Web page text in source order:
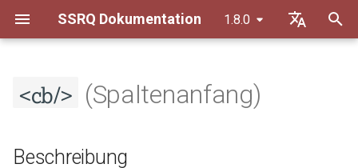
SSRQ Dokumentation 1.8.0
Transkriptionsrichtlinien Allgemeine Grundsätze
Datierungsrichtlinien
Beschreibung
Erlaubt in
<cb/> (Spaltenanfang)
Beschreibung